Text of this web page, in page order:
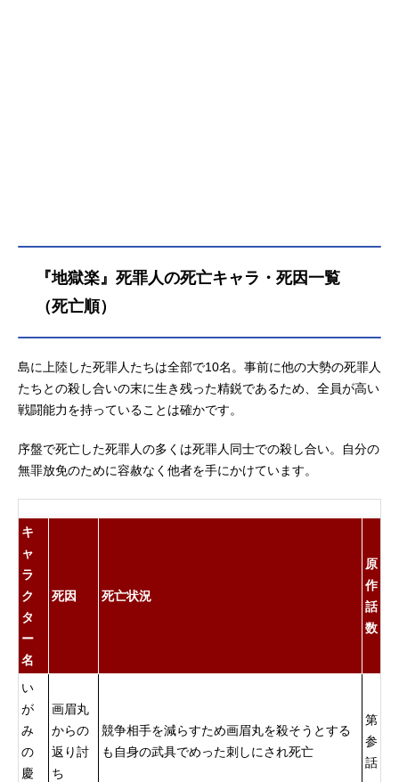
谷巌鉄斎：稲田徹山田浅ェ門付知：
田浅ェ門典坐：小林裕介ヌルガイ：
期聖：土岐隼一山田浅ェ門源嗣：ボ
ルケーノ太田天仙：諏訪部順一 甲
斐田裕子メイ：小原好美スタッフ原
ャンプコミックス刊全13巻)監...
2話キャスト画眉丸：小林千晃山田浅
木村良平山田浅ェ門桐馬：小野賢章
斎：稲田徹山田浅ェ門付知：市川蒼
山田浅ェ門殊現：鈴木崚汰山田浅ェ
門十禾：遊佐浩二山田浅ェ門清丸：
かシジャ：村瀬歩結：能登麻美子メ
イ：小原好美天仙：諏訪部順一天
仙：甲斐田裕子スタッフ原作：賀来
ゆうじ『地獄楽』（集英社ジャンプ
コミックス刊）監督：牧田佳織シリ
ーズ構成：金田一明キャラクターデ
『地獄楽』死罪人の死亡キャラ・死因一覧
（死亡順）
島に上陸した死罪人たちは全部で10名。事前に他の大勢の死罪人
たちとの殺し合いの末に生き残った精鋭であるため、全員が高い
戦闘能力を持っていることは確かです。
序盤で死亡した死罪人の多くは死罪人同士での殺し合い。自分の
無罪放免のために容赦なく他者を手にかけています。
キ
ャ
ラ
ク
タ
ー
名
死因 死亡状況
原
作
話
数
い
が
み
の
慶
画眉丸
からの
返り討
ち
競争相手を減らすため画眉丸を殺そうとする
も自身の武具でめった刺しにされ死亡
第
参
話